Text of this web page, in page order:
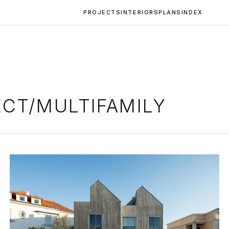
PROJECTSINTERIORSPLANS INDEX
MULTIFAMILY